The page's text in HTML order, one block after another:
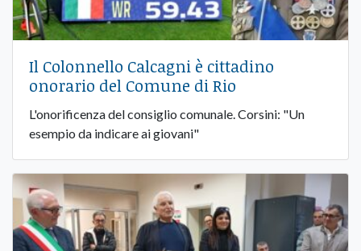
Il Colonnello Calcagni è cittadino
onorario del Comune di Rio
L'onorificenza del consiglio comunale. Corsini: "Un
esempio da indicare ai giovani"